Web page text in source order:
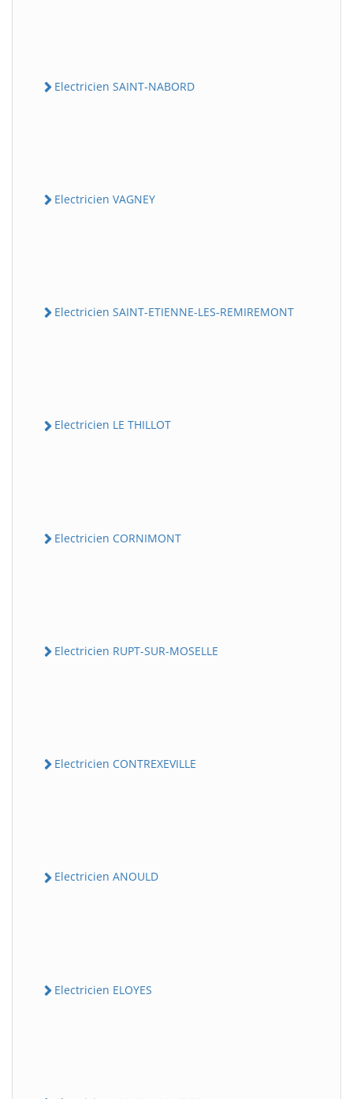
Electricien SAINT-NABORD
Electricien VAGNEY
Electricien SAINT-ETIENNE-LES-REMIREMONT
Electricien LE THILLOT
Electricien CORNIMONT
Electricien RUPT-SUR-MOSELLE
Electricien CONTREXEVILLE
Electricien ANOULD
Electricien ELOYES